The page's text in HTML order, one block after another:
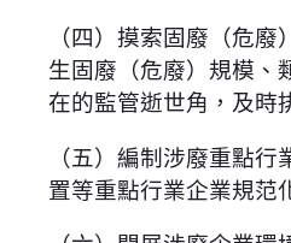
（四）摸索固廢（危
生固廢（危廢）規模、
在的監管逝世角，及時
（五）編制涉廢重點
置等重點行業企業規范